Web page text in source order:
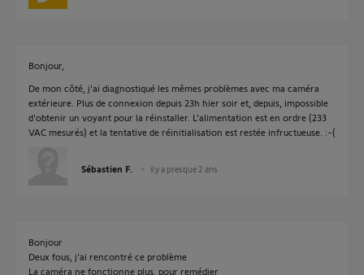
Bonjour,
De mon côté, j'ai diagnostiqué les mêmes problèmes avec ma caméra
extérieure. Plus de connexion depuis 23h hier soir et, depuis, impossible
d'obtenir un voyant pour la réinstaller. L'alimentation est en ordre (233
VAC mesurés) et la tentative de réinitialisation est restée infructueuse. :-(
Sébastien F. il y a presque 2 ans
Bonjour
Deux fous, j’ai rencontré ce problème
La caméra ne fonctionne plus, pour remédier